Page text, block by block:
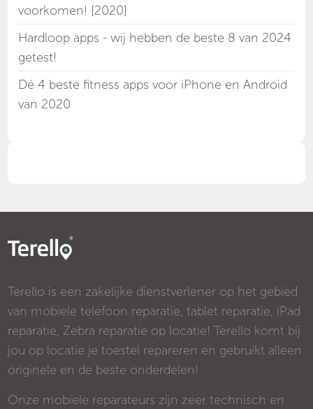
voorkomen! [2020]
Hardloop apps - wij hebben de beste 8 van 2024
getest!
Dé 4 beste fitness apps voor iPhone en Android
van 2020
Terello is een zakelijke dienstverlener op het gebied
van mobiele telefoon reparatie, tablet reparatie, iPad
reparatie, Zebra reparatie op locatie! Terello komt bij
jou op locatie je toestel repareren en gebruikt alleen
originele en de beste onderdelen!
Onze mobiele reparateurs zijn zeer technisch en